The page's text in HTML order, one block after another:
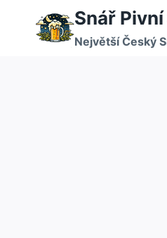
Snář Pivní
Největší Český